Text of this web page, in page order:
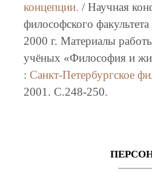
концепции. / Научная
философского
2000 г. Материалы
учёных «Философия и
: Санкт-Петербургское
2001. C.248-250.